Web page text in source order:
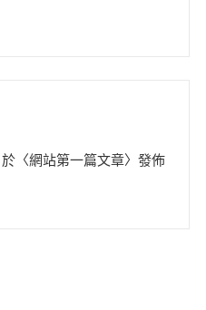
〈網站第一篇文章〉發佈